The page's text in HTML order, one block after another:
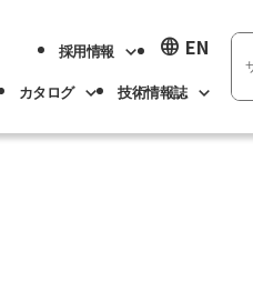
採用情報 language EN
カタログ 技術情報誌